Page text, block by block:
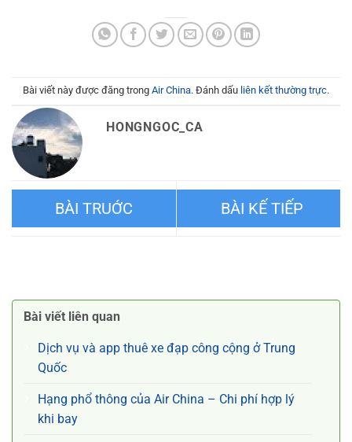
Bài viết này được đăng trong Air China. Đánh dấu liên kết thường trực.
HONGNGOC_CA
Bài viết liên quan
Dịch vụ và app thuê xe đạp công cộng ở Trung
Quốc
Hạng phổ thông của Air China – Chi phí hợp lý
khi bay